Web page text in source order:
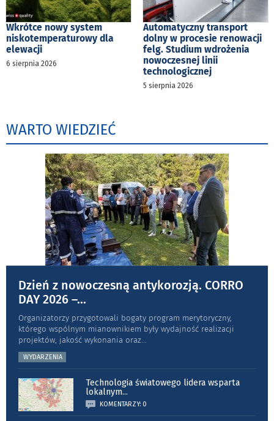
Wkrótce nowy system
niskotemperaturowy dla
elewacji
6 sierpnia 2026
Automatyczny transport
dolny w procesie renowacji
felg. Studium wdrożenia
nowoczesnej linii
technologicznej
5 sierpnia 2026
WARTO WIEDZIEĆ
Dzień z nowoczesną antykorozją. CORRO
DAY 2026 –...
Organizatorzy przygotowali bogaty program merytoryczny,
którego wspólnym mianownikiem były wydajność realizacji
projektów, jakość wykonania oraz
WYDARZENIA
Technologia światowego lidera wsparta
lokalnym...
KOMENTARZY: 0